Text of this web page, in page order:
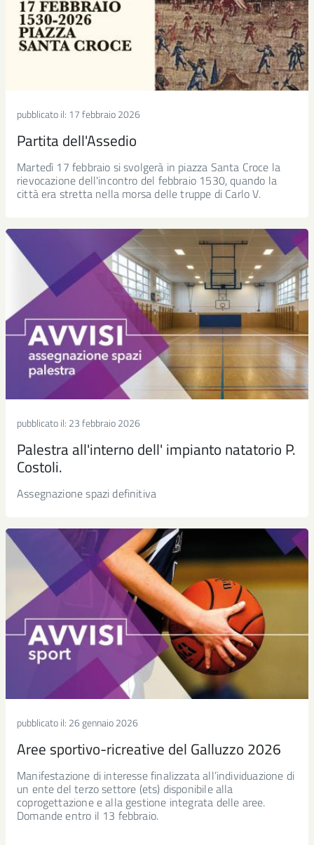
pubblicato il: 17 febbraio 2026
Partita dell'Assedio
Martedì 17 febbraio si svolgerà in piazza Santa Croce la
rievocazione dell'incontro del febbraio 1530, quando la
città era stretta nella morsa delle truppe di Carlo V.
pubblicato il: 23 febbraio 2026
Palestra all'interno dell' impianto natatorio P.
Costoli.
Assegnazione spazi definitiva
pubblicato il: 26 gennaio 2026
Aree sportivo-ricreative del Galluzzo 2026
Manifestazione di interesse finalizzata all’individuazione di
un ente del terzo settore (ets) disponibile alla
coprogettazione e alla gestione integrata delle aree.
Domande entro il 13 febbraio.